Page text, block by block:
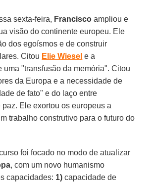
sexta-feira, Francisco ampliou e
visão do continente europeu. Ele
dos egoísmos e de construir
Citou Elie Wiesel e a
uma "transfusão da memória". Citou
da Europa e a necessidade de
de fato" e do laço entre
Ele exortou os europeus a
trabalho construtivo para o futuro do
foi focado no modo de atualizar
, com um novo humanismo
capacidades: 1) capacidade de